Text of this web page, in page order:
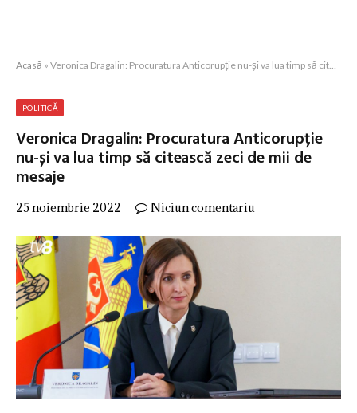
Acasă » Veronica Dragalin: Procuratura Anticorupție nu-și va lua timp să citească zeci de mii de mesaje
POLITICĂ
Veronica Dragalin: Procuratura Anticorupție
nu-și va lua timp să citească zeci de mii de
mesaje
25 noiembrie 2022 Niciun comentariu